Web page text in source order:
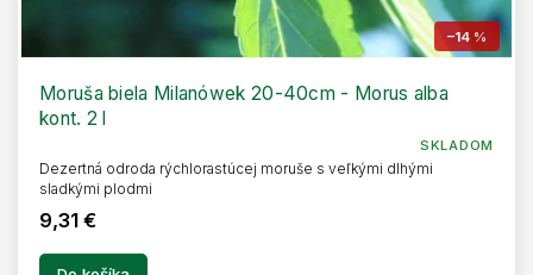
–14 %
Moruša biela Milanówek 20-40cm - Morus alba
kont. 2 l
SKLADOM
9,31 €
Dezertná odroda rýchlorastúcej moruše s veľkými dlhými
sladkými plodmi